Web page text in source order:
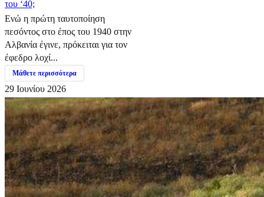
του ‘40;
Ενώ η πρώτη ταυτοποίηση
πεσόντος στο έπος του 1940 στην
Αλβανία έγινε, πρόκειται για τον
έφεδρο λοχί...
Μάθετε περισσότερα
29 Ιουνίου 2026